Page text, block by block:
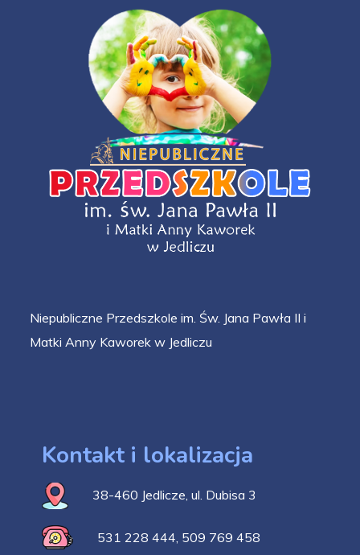
Niepubliczne Przedszkole im. Św. Jana Pawła II i
Matki Anny Kaworek w Jedliczu
Kontakt i lokalizacja
38-460 Jedlicze, ul. Dubisa 3
531 228 444 509 769 458